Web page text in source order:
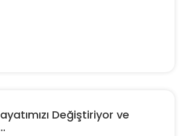
Değiştiriyor ve